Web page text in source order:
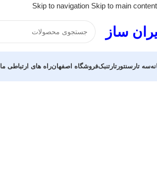
Skip to navigation Skip to main content
ساز
سه تار سنتور تار تنبکفروشگاه اصفهانراه های ارتباطی ما